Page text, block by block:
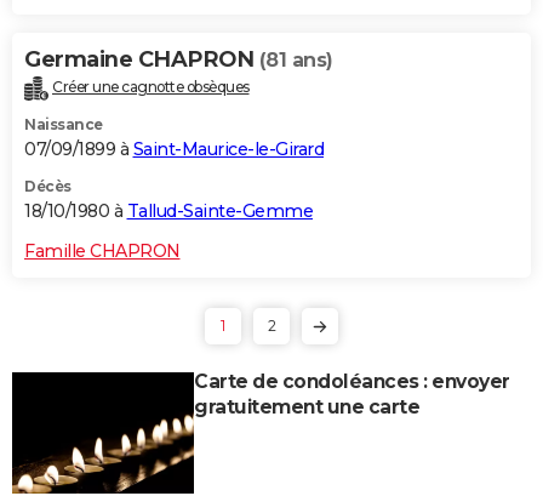
Germaine CHAPRON (81 ans)
Créer une cagnotte obsèques
Naissance
07/09/1899 à Saint-Maurice-le-Girard
Décès
18/10/1980 à Tallud-Sainte-Gemme
Famille CHAPRON
1 2
Carte de condoléances : envoyer
gratuitement une carte